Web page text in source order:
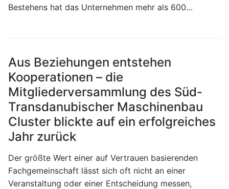
Bestehens hat das Unternehmen mehr als 600…
Aus Beziehungen entstehen
Kooperationen – die
Mitgliederversammlung des Süd-
Transdanubischer Maschinenbau
Cluster blickte auf ein erfolgreiches
Jahr zurück
Der größte Wert einer auf Vertrauen basierenden
Fachgemeinschaft lässt sich oft nicht an einer
Veranstaltung oder einer Entscheidung messen,